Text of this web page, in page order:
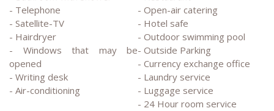
- Telephone
- Satellite-TV
- Hairdryer
- Windows that may be
opened
- Writing desk
- Air-conditioning
- Open-air catering
- Hotel safe
- Outdoor swimming pool
- Outside Parking
- Currency exchange office
- Laundry service
- Luggage service
- 24 Hour room service